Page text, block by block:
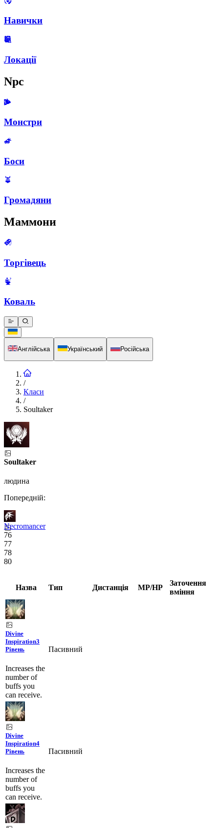
Навички
Локації
Npc
Монстри
Боси
Громадяни
Маммони
Торгівець
Коваль
Англійська Український Російська
/
Класи
/
Soultaker
Soultaker
людина
Попередній:
Necromancer
76
77
78
80
Назва Тип Дистанція MP/HP
Заточення
вміння
Divine
Inspiration3
Рівень
Increases the
number of
buffs you
can receive.
Пасивний
Divine
Inspiration4
Рівень
Increases the
number of
buffs you
can receive.
Пасивний